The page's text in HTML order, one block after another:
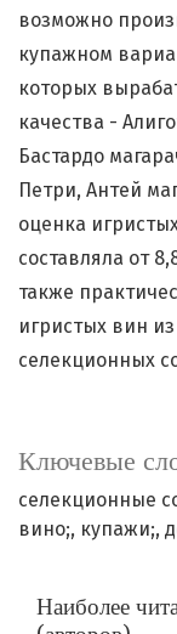
Ключевые
селекционные
вино; купажи;
возможно
купажном
которых
качества -
Бастардо
Петри, Антей
оценка
составляла от
также
игристых вин
селекционных
Наиболее